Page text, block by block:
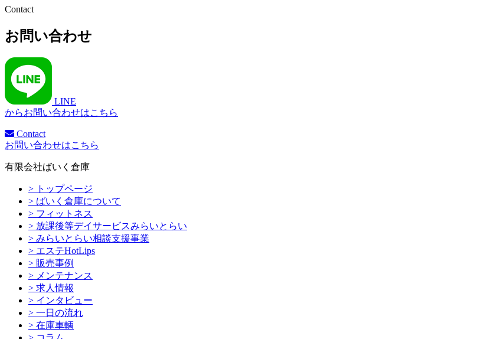
Contact
お問い合わせ
LINE
からお問い合わせはこちら
Contact
お問い合わせはこちら
有限会社ばいく倉庫
> トップページ
> ばいく倉庫について
> フィットネス
> 放課後等デイサービスみらいとらい
> みらいとらい相談支援事業
> エステHotLips
> 販売事例
> メンテナンス
> 求人情報
> インタビュー
> 一日の流れ
> 在庫車輌